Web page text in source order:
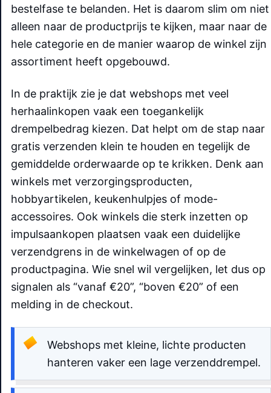
bestelfase te belanden. Het is daarom slim om niet
alleen naar de productprijs te kijken, maar naar de
hele categorie en de manier waarop de winkel zijn
assortiment heeft opgebouwd.
In de praktijk zie je dat webshops met veel
herhaalinkopen vaak een toegankelijk
drempelbedrag kiezen. Dat helpt om de stap naar
gratis verzenden klein te houden en tegelijk de
gemiddelde orderwaarde op te krikken. Denk aan
winkels met verzorgingsproducten,
hobbyartikelen, keukenhulpjes of mode-
accessoires. Ook winkels die sterk inzetten op
impulsaankopen plaatsen vaak een duidelijke
verzendgrens in de winkelwagen of op de
productpagina. Wie snel wil vergelijken, let dus op
signalen als “vanaf €20”, “boven €20” of een
melding in de checkout.
Webshops met kleine, lichte producten
hanteren vaker een lage verzenddrempel.